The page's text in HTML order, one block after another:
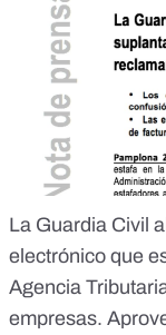
La Guardia Civil
electrónico que
Agencia
empresas.